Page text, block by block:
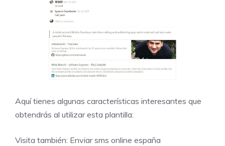
Aquí tienes algunas características interesantes que
obtendrás al utilizar esta plantilla:
Visita también: Enviar sms online españa